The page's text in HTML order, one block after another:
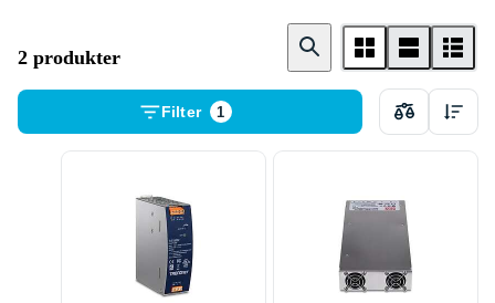
2 produkter
Filter 1